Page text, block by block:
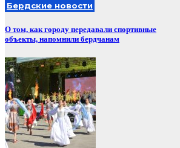
Бердские новости
О том, как городу передавали спортивные
объекты, напомнили бердчанам